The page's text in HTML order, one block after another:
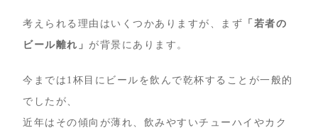
考えられる理由はいくつかありますが、まず 「若者の
ビール離れ」 が背景にあります。
今までは1杯目にビールを飲んで乾杯することが一般的
でしたが、
近年はその傾向が薄れ、飲みやすいチューハイやカク